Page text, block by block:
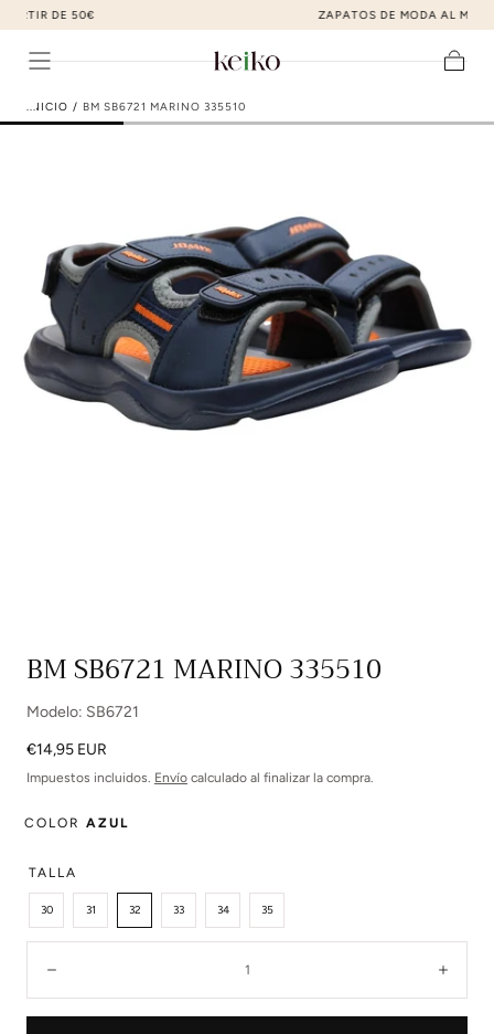
ir al contenido
ZAPATOS DE MODA AL MEJOR PRECIO
multimedia
en
modal
INICIO / BM SB6721 MARINO 335510
BM SB6721 MARINO 335510
Modelo: SB6721
Precio
regular
€14,95 EUR
Impuestos incluidos. Envío calculado al finalizar la compra.
COLOR AZUL
TALLA
30 31 32 33 34 35